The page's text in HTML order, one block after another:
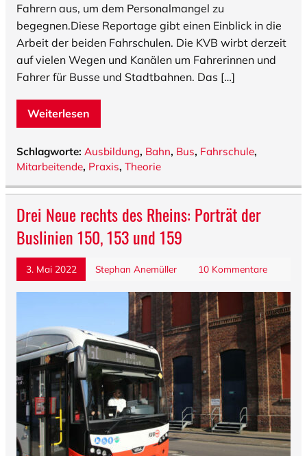
Fahrern aus, um dem Personalmangel zu
begegnen.Diese Reportage gibt einen Einblick in die
Arbeit der beiden Fahrschulen. Die KVB wirbt derzeit
auf vielen Wegen und Kanälen um Fahrerinnen und
Fahrer für Busse und Stadtbahnen. Das […]
Weiterlesen
Schlagworte: Ausbildung, Bahn, Bus, Fahrschule,
Mitarbeitende, Praxis, Theorie
Drei Neue rechts des Rheins: Porträt der
Buslinien 150, 153 und 159
3. Mai 2022 Stephan Anemüller 10 Kommentare